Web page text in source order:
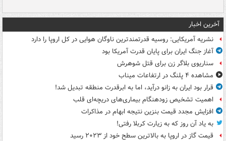
آخرین اخبار
نشریه آمریکایی: روسیه قدرتمندترین ناوگان هوایی در کل اروپا را دارد
آغاز جنگ ایران برای پایان قدرت آمریکا بود
سناریوی بلاگر زن برای قتل شوهرش
مشاهده ۴ پلنگ در ارتفاعات میناب
قرار بود ایران به زانو درآید، اما به ابرقدرت منطقه تبدیل شد!
اهمیت تشخیص زودهنگام بیماری‌های دریچه‌ای قلب
افزایش مجدد قیمت بنزین نتیجه ابهام در مذاکرات
به یاد آن روز که به زیارت کربلا رفتی!
قیمت گاز در اروپا به بالاترین سطح خود از ۲۰۲۳ رسید